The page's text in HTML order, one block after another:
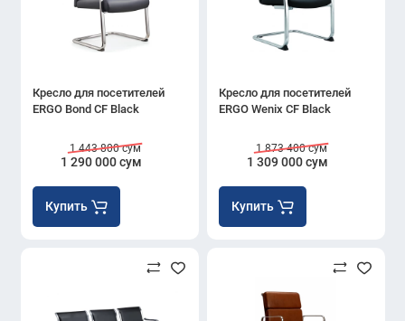
Кресло для посетителей
ERGO Bond CF Black
1 290 000 сум
1 443 800 сум
Купить
Кресло для посетителей
ERGO Wenix CF Black
1 309 000 сум
1 873 400 сум
Купить